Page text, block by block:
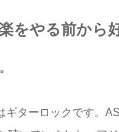
をやる前から
ターロックです。